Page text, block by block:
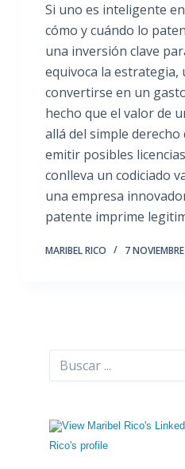
Si uno es inteligente
cómo y cuándo lo
una inversión clave
equivoca la
convertirse en un
hecho que el valor de
allá del simple derecho
emitir posibles
conlleva un codiciado
una empresa
patente imprime
MARIBEL RICO 7
Buscar
Rico's profile